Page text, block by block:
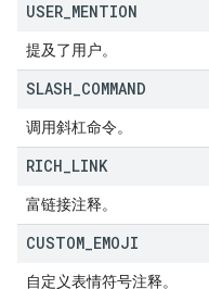
USER MENTION
提及了用户。
SLASH COMMAND
调用斜杠命令。
RICH LINK
富链接注释。
CUSTOM EMOJI
自定义表情符号注释。